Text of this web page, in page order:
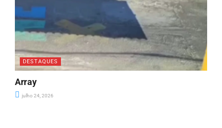
DESTAQUES
Array
julho 24, 2026